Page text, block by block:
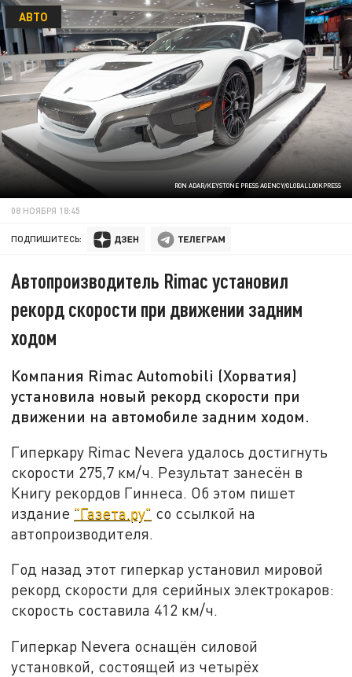
RON ADAR/KEYSTONE PRESS AGENCY/GLOBALLOOKPRESS
АВТО
08 НОЯБРЯ 18:45
ПОДПИШИТЕСЬ:
Автопроизводитель Rimac установил
рекорд скорости при движении задним
ходом
Компания Rimac Automobili (Хорватия)
установила новый рекорд скорости при
движении на автомобиле задним ходом.
Гиперкару Rimac Nevera удалось достигнуть
скорости 275,7 км/ч. Результат занесён в
Книгу рекордов Гиннеса. Об этом пишет
издание "Газета.ру" со ссылкой на
автопроизводителя.
Год назад этот гиперкар установил мировой
рекорд скорости для серийных электрокаров:
скорость составила 412 км/ч.
Гиперкар Nevera оснащён силовой
установкой, состоящей из четырёх